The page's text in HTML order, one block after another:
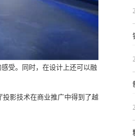
受。同时，在设计上还可以融
影技术在商业推广中得到了越